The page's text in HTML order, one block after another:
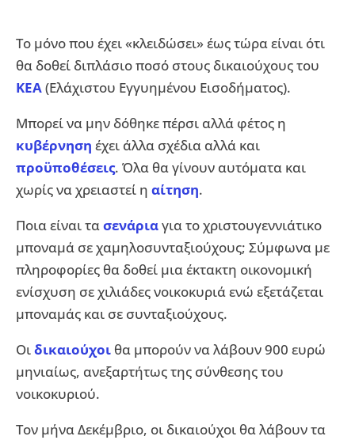
Το μόνο που έχει «κλειδώσει» έως τώρα είναι ότι
θα δοθεί διπλάσιο ποσό στους δικαιούχους του
ΚΕΑ(Ελάχιστου Εγγυημένου Εισοδήματος).
Μπορεί να μην δόθηκε πέρσι αλλά φέτος η
κυβέρνηση έχει άλλα σχέδια αλλά και
προϋποθέσεις. Όλα θα γίνουν αυτόματα και
χωρίς να χρειαστεί η αίτηση.
Ποια είναι τασενάριαγια το χριστουγεννιάτικο
μποναμά σε χαμηλοσυνταξιούχους; Σύμφωνα με
πληροφορίες θα δοθεί μια έκτακτη οικονομική
ενίσχυση σε χιλιάδες νοικοκυριά ενώ εξετάζεται
μποναμάς και σε συνταξιούχους.
Οιδικαιούχοι θα μπορούν να λάβουν 900 ευρώ
μηνιαίως, ανεξαρτήτως της σύνθεσης του
νοικοκυριού.
Τον μήνα Δεκέμβριο, οι δικαιούχοι θα λάβουν τα